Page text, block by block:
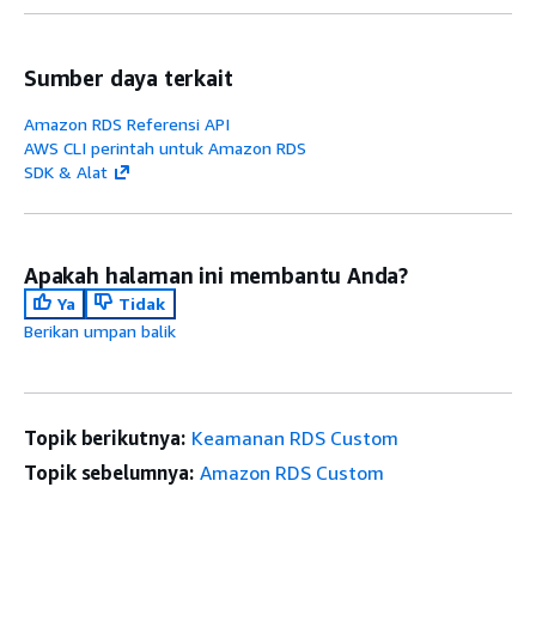
Sumber daya terkait
Amazon RDS Referensi API
AWS CLI perintah untuk Amazon RDS
SDK & Alat
Apakah halaman ini membantu Anda?
Ya
Tidak
Berikan umpan balik
Topik berikutnya: Keamanan RDS Custom
Topik sebelumnya: Amazon RDS Custom